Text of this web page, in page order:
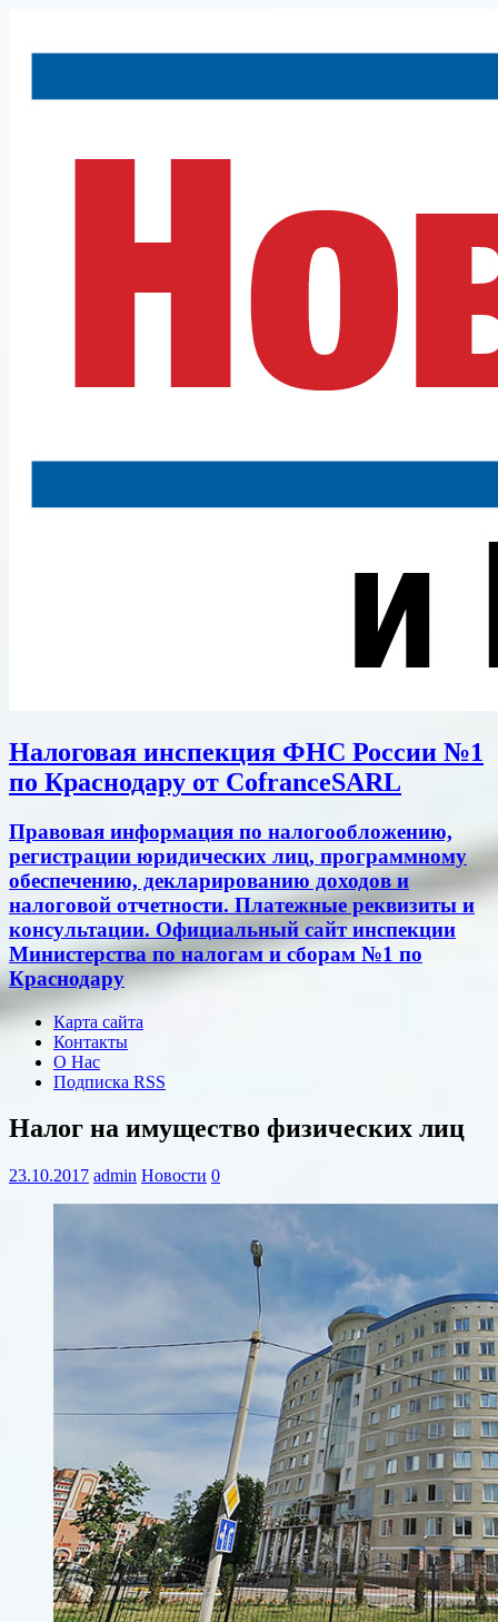
Налоговая инспекция ФНС России №1
по Краснодару от CofranceSARL
Правовая информация по налогообложению,
регистрации юридических лиц, программному
обеспечению, декларированию доходов и
налоговой отчетности. Платежные реквизиты и
консультации. Официальный сайт инспекции
Министерства по налогам и сборам №1 по
Краснодару
Карта сайта
Контакты
О Нас
Подписка RSS
Налог на имущество физических лиц
23.10.2017 admin Новости 0